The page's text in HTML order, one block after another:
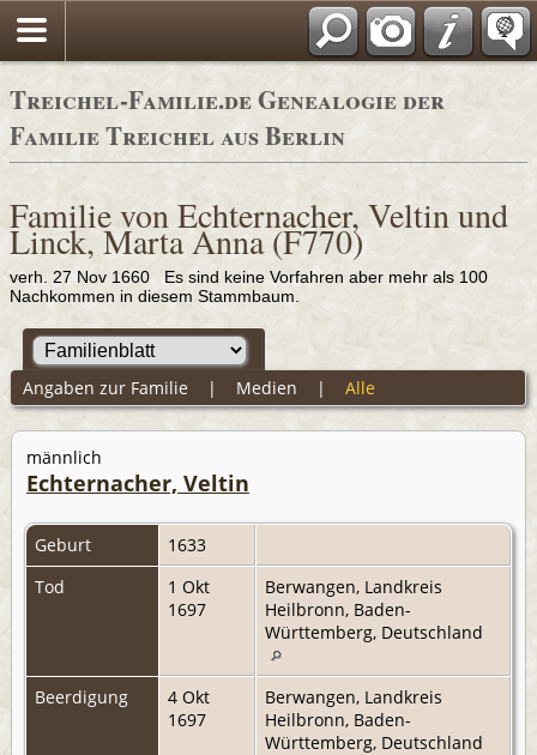
Adressbücher
Treichel-Familie.de Genealogie der
Familie Treichel aus Berlin
Familie von Echternacher, Veltin und
Linck, Marta Anna (F770)
verh. 27 Nov 1660 Es sind keine Vorfahren aber mehr als 100
Nachkommen in diesem Stammbaum.
Angaben zur Familie | Medien | Alle
männlich
Echternacher, Veltin
Geburt
1633
Tod
1 Okt
1697
Berwangen, Landkreis
Heilbronn, Baden-
Württemberg, Deutschland
Beerdigung
4 Okt
1697
Berwangen, Landkreis
Heilbronn, Baden-
Württemberg, Deutschland